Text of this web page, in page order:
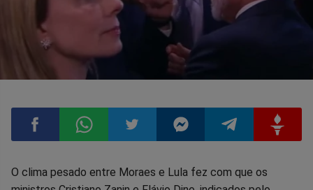
CompartilharCompartilharCompartilharCompartilharCompartilhar
O clima pesado entre Moraes e Lula fez com que os